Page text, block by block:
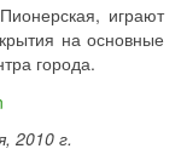
играют
на основные
города.
2010 г.